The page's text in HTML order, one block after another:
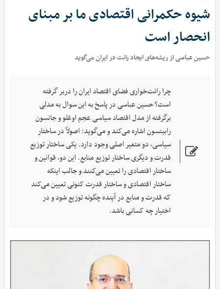
شیوه حکمرانی اقتصادی ما بر مبنای
انحصار است
حسین عباسی از ریشه‌های ایجاد رانت در ایران می‌گوید
چرا رانت‌خواری فضای اقتصاد ایران را دربر گرفته
است؟ حسین عباسی در پاسخ به این سوال به مدلی
برگرفته از مدل اقتصاد سیاسی عجم اوغلو و جانسون
رابینسون اشاره می‌کند و می‌گوید: اصولاً در ساختار
سیاسی، دو متغیر اصلی وجود دارد. یکی ساختار توزیع
قدرت و دیگری ساختار توزیع منابع. این دو، قوانین و
ساختار اقتصادی را تعیین می‌کنند و جالب اینکه
ساختار اقتصادی و ساختار قدرت کنونی تعیین می‌کند
که قدرت و منابع در آینده چگونه توزیع شود و در
اختیار چه کسانی باشد.